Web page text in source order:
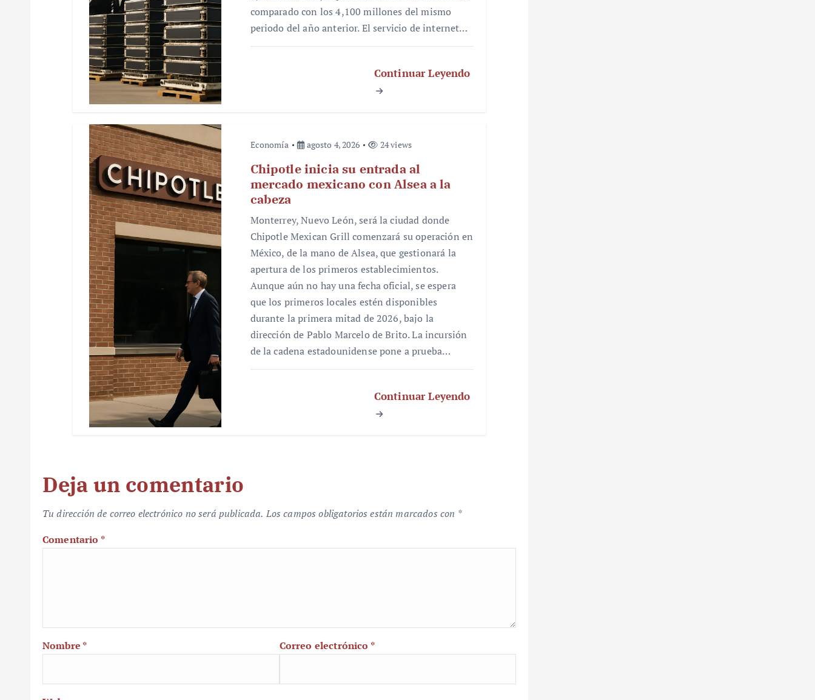
comparado con los 4,100 millones del mismo
periodo del año anterior. El servicio de internet…
Continuar Leyendo
Economía agosto 4, 2026 24 views
Chipotle inicia su entrada al
mercado mexicano con Alsea a la
cabeza
Monterrey, Nuevo León, será la ciudad donde
Chipotle Mexican Grill comenzará su operación en
México, de la mano de Alsea, que gestionará la
apertura de los primeros establecimientos.
Aunque aún no hay una fecha oficial, se espera
que los primeros locales estén disponibles
durante la primera mitad de 2026, bajo la
dirección de Pablo Marcelo de Brito. La incursión
de la cadena estadounidense pone a prueba…
Continuar Leyendo
Deja un comentario
Tu dirección de correo electrónico no será publicada. Los campos obligatorios están marcados con *
Comentario *
Nombre * Correo electrónico *